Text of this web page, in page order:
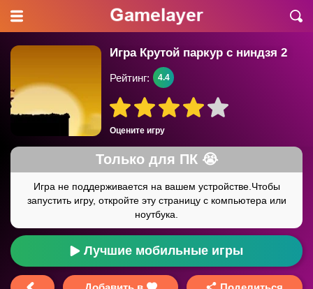
Игра Крутой паркур с ниндзя 2
Оцените игру
Рейтинг: 4.4
Лучшие мобильные игры